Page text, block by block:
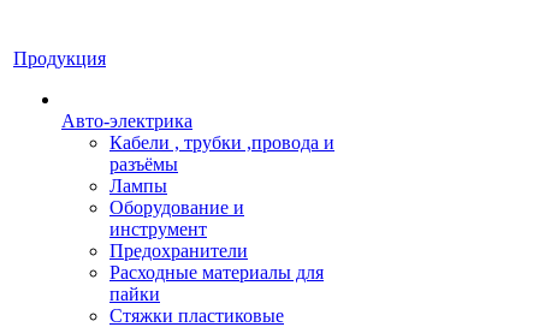
Продукция
Авто-электрика
Кабели , трубки ,провода и
разъёмы
Лампы
Оборудование и
инструмент
Предохранители
Расходные материалы для
пайки
Стяжки пластиковые